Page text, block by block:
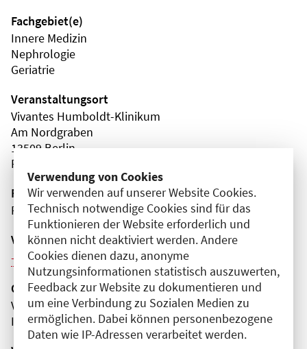
Verwendung von Cookies
Wir verwenden auf unserer Website Cookies.
Technisch notwendige Cookies sind für das
Funktionieren der Website erforderlich und
können nicht deaktiviert werden. Andere
Cookies dienen dazu, anonyme
Nutzungsinformationen statistisch auszuwerten,
Feedback zur Website zu dokumentieren und
um eine Verbindung zu Sozialen Medien zu
ermöglichen. Dabei können personenbezogene
Daten wie IP-Adressen verarbeitet werden.
Fachgebiet(e)
Innere Medizin
Nephrologie
Geriatrie
Veranstaltungsort
Vivantes Humboldt-Klinikum
Am Nordgraben
13509 Berlin
Reinickendorf
Fortbildungsformat
Präsenz
Veranstaltungsreihe
Weitere Veranstaltungen dieser Reihe (12)
Organisator(en)
Vivantes Humboldt-Klinikum
Innere Medizin - Nephrologie